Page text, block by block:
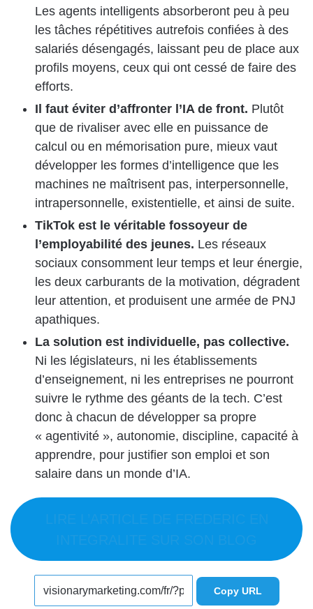
Les agents intelligents absorberont peu à peu
les tâches répétitives autrefois confiées à des
salariés désengagés, laissant peu de place aux
profils moyens, ceux qui ont cessé de faire des
efforts.
Il faut éviter d’affronter l’IA de front. Plutôt
que de rivaliser avec elle en puissance de
calcul ou en mémorisation pure, mieux vaut
développer les formes d’intelligence que les
machines ne maîtrisent pas, interpersonnelle,
intrapersonnelle, existentielle, et ainsi de suite.
TikTok est le véritable fossoyeur de
l’employabilité des jeunes. Les réseaux
sociaux consomment leur temps et leur énergie,
les deux carburants de la motivation, dégradent
leur attention, et produisent une armée de PNJ
apathiques.
La solution est individuelle, pas collective.
Ni les législateurs, ni les établissements
d’enseignement, ni les entreprises ne pourront
suivre le rythme des géants de la tech. C’est
donc à chacun de développer sa propre
« agentivité », autonomie, discipline, capacité à
apprendre, pour justifier son emploi et son
salaire dans un monde d’IA.
Copy URL